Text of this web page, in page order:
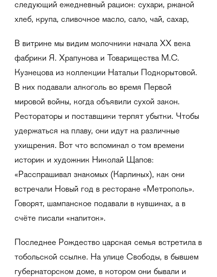
следующий ежедневный рацион: сухари, ржаной
хлеб, крупа, сливочное масло, сало, чай, сахар,
В витрине мы видим молочники начала XX века
фабрики Я. Храпунова и Товарищества М.С.
Кузнецова из коллекции Натальи Подкорытовой.
В них подавали алкоголь во время Первой
мировой войны, когда объявили сухой закон.
Рестораторы и поставщики терпят убытки. Чтобы
удержаться на плаву, они идут на различные
ухищрения. Вот что вспоминал о том времени
историк и художник Николай Щапов:
«Расспрашивал знакомых (Карлиных), как они
встречали Новый год в ресторане «Метрополь».
Говорят, шампанское подавали в кувшинах, а в
счёте писали «напиток».
Последнее Рождество царская семья встретила в
тобольской ссылке. На улице Свободы, в бывшем
губернаторском доме, в котором они бывали и